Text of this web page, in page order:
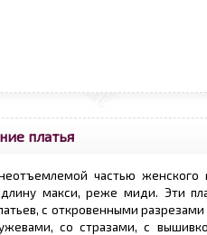
платья
частью
макси, реже миди. Эти
с откровенными
со стразами, с